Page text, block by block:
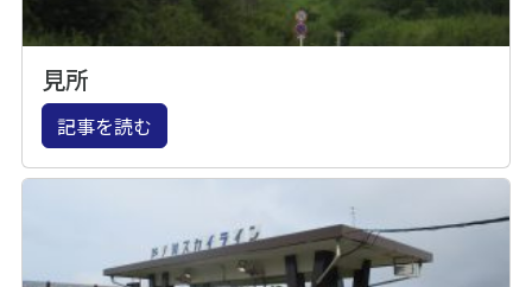
見所
記事を読む